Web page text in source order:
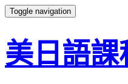
Toggle navigation
美日語課